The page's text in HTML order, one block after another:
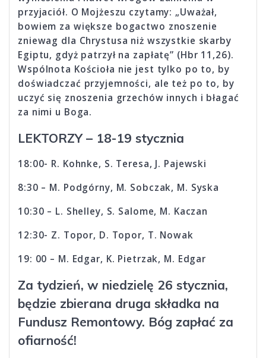
przyjaciół. O Mojżeszu czytamy: „Uważał,
bowiem za większe bogactwo znoszenie
zniewag dla Chrystusa niż wszystkie skarby
Egiptu, gdyż patrzył na zapłatę” (Hbr 11,26).
Wspólnota Kościoła nie jest tylko po to, by
doświadczać przyjemności, ale też po to, by
uczyć się znoszenia grzechów innych i błagać
za nimi u Boga.
LEKTORZY – 18-19 stycznia
18:00- R. Kohnke, S. Teresa, J. Pajewski
8:30 – M. Podgórny, M. Sobczak, M. Syska
10:30 – L. Shelley, S. Salome, M. Kaczan
12:30- Z. Topor, D. Topor, T. Nowak
19: 00 – M. Edgar, K. Pietrzak, M. Edgar
Za tydzień, w niedzielę 26 stycznia,
będzie zbierana druga składka na
Fundusz Remontowy. Bóg zapłać za
ofiarność!